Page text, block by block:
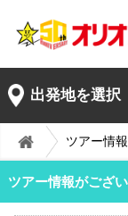
出発地を選択
ツアー情
ツアー情報がござ